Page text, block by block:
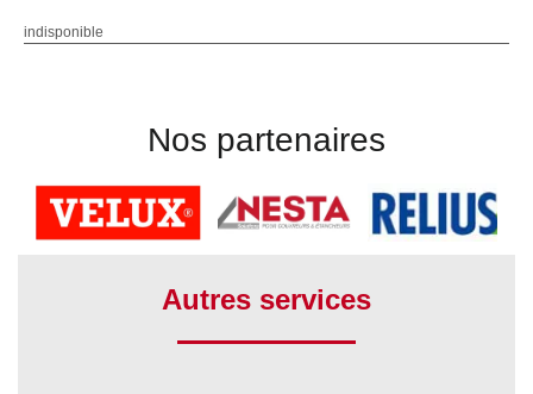
indisponible
Nos partenaires
Autres services